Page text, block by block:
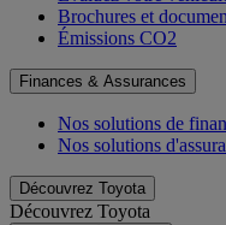
Brochures et
Émissions CO2
Finances & Assurances
Nos solutions de
Nos solutions
Découvrez Toyota
Découvrez Toyota